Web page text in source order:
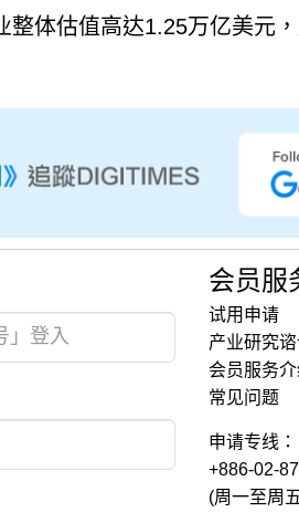
整体估值高达1.25万亿美元
会员服
试用申请
产业研究
会员服务
常见问题
申请专线：
+886-02-
(周一至周